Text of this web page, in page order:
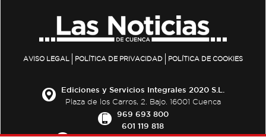
AVISO LEGAL POLÍTICA DE PRIVACIDAD POLÍTICA DE COOKIES
Ediciones y Servicios Integrales 2020 S.L.
Plaza de los Carros, 2. Bajo. 16001 Cuenca
969 693 800
601 119 818